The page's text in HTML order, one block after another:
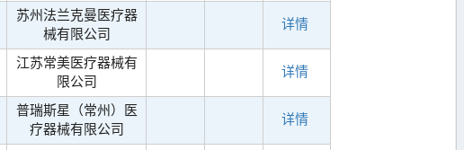
苏州法兰克曼医疗器
械有限公司
详情
江苏常美医疗器械有
限公司
详情
普瑞斯星（常州）医
疗器械有限公司
详情